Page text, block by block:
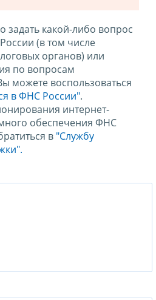
задать какой-либо вопрос
(в том числе
органов) или
по вопросам
можете воспользоваться
в ФНС России".
интернет-
обеспечения ФНС
в "Службу